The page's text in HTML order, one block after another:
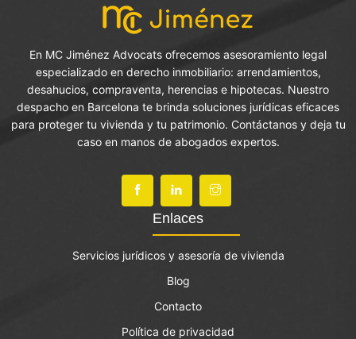
En MC Jiménez Advocats ofrecemos asesoramiento legal
especializado en derecho inmobiliario: arrendamientos,
desahucios, compraventa, herencias e hipotecas. Nuestro
despacho en Barcelona te brinda soluciones jurídicas eficaces
para proteger tu vivienda y tu patrimonio. Contáctanos y deja tu
caso en manos de abogados expertos.
Enlaces
Servicios jurídicos y asesoría de vivienda
Blog
Contacto
Política de privacidad